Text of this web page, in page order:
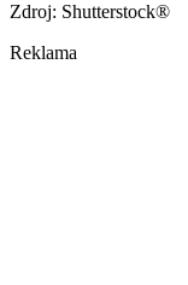
Zdroj: Shutterstock®
Reklama